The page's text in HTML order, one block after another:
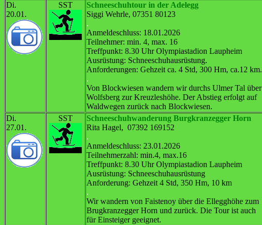
Di.
20.01.
SST
Schneeschuhtour in der Adelegg
Siggi Wehrle, 07351 80123
.
Anmeldeschluss: 18.01.2026
Teilnehmer: min. 4, max. 16
Treffpunkt: 8.30 Uhr Olympiastadion Laupheim
Ausrüstung: Schneeschuhausrüstung.
Anforderungen: Gehzeit ca. 4 Std, 300 Hm, ca.12 km.
.
Von Blockwiesen wandern wir durchs Ulmer Tal über
Wolfsberg zur Kreuzleshöhe. Der Abstieg erfolgt auf
Waldwegen zurück nach Blockwiesen.
Di.
27.01.
SST
Schneeschuhwanderung Burgkranzegger Horn
Rita Hagel, 07392 169152
.
Anmeldeschluss: 23.01.2026
Teilnehmerzahl: min.4, max.16
Treffpunkt: 8.30 Uhr Olympiastadion Laupheim
Ausrüstung: Schneeschuhausrüstung
Anforderung: Gehzeit 4 Std, 350 Hm, 10 km
.
Wir wandern von Faistenoy über die Ellegghöhe zum
Brugkranzegger Horn und zurück. Die Tour ist auch
für Einsteiger geeignet.